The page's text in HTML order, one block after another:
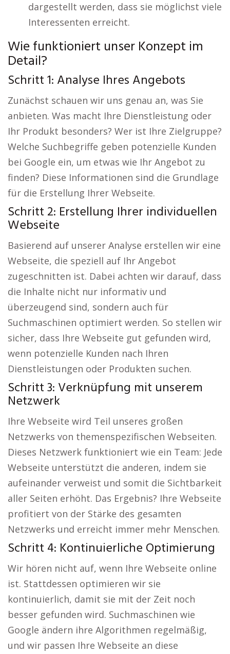
dargestellt werden, dass sie möglichst viele
Interessenten erreicht.
Wie funktioniert unser Konzept im
Detail?
Schritt 1: Analyse Ihres Angebots
Zunächst schauen wir uns genau an, was Sie
anbieten. Was macht Ihre Dienstleistung oder
Ihr Produkt besonders? Wer ist Ihre Zielgruppe?
Welche Suchbegriffe geben potenzielle Kunden
bei Google ein, um etwas wie Ihr Angebot zu
finden? Diese Informationen sind die Grundlage
für die Erstellung Ihrer Webseite.
Schritt 2: Erstellung Ihrer individuellen
Webseite
Basierend auf unserer Analyse erstellen wir eine
Webseite, die speziell auf Ihr Angebot
zugeschnitten ist. Dabei achten wir darauf, dass
die Inhalte nicht nur informativ und
überzeugend sind, sondern auch für
Suchmaschinen optimiert werden. So stellen wir
sicher, dass Ihre Webseite gut gefunden wird,
wenn potenzielle Kunden nach Ihren
Dienstleistungen oder Produkten suchen.
Schritt 3: Verknüpfung mit unserem
Netzwerk
Ihre Webseite wird Teil unseres großen
Netzwerks von themenspezifischen Webseiten.
Dieses Netzwerk funktioniert wie ein Team: Jede
Webseite unterstützt die anderen, indem sie
aufeinander verweist und somit die Sichtbarkeit
aller Seiten erhöht. Das Ergebnis? Ihre Webseite
profitiert von der Stärke des gesamten
Netzwerks und erreicht immer mehr Menschen.
Schritt 4: Kontinuierliche Optimierung
Wir hören nicht auf, wenn Ihre Webseite online
ist. Stattdessen optimieren wir sie
kontinuierlich, damit sie mit der Zeit noch
besser gefunden wird. Suchmaschinen wie
Google ändern ihre Algorithmen regelmäßig,
und wir passen Ihre Webseite an diese